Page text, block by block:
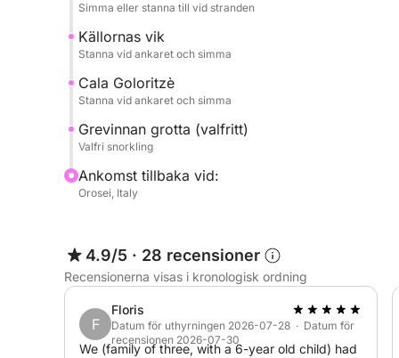
Alla landstigningar kan göras antingen med jolle
egen hand.
Vi erbjuder gästerna möjligheten att välja en
TYPISK APERITIF:
korv, pecorinoost, oliver, Guttiau-bröd, färskt
Eller
Capresesallad (tomater, mozzarella, basilika, olja)
Tomatsallad
Färska pålägg
Färsk frukt
Läsk
Simma eller stanna till vid stranden
Källornas vik
Stanna vid ankaret och simma
Cala Goloritzè
Stanna vid ankaret och simma
Grevinnan grotta (valfritt)
Valfri snorkling
Ankomst tillbaka vid:
Orosei, Italy
4.9/5 · 28 recensioner
Recensionerna visas i kronologisk ordning
F
Floris
Datum för uthyrningen 2026-07-28 · Datum för
recensionen 2026-07-30
We (family of three, with a 6-year old child) had